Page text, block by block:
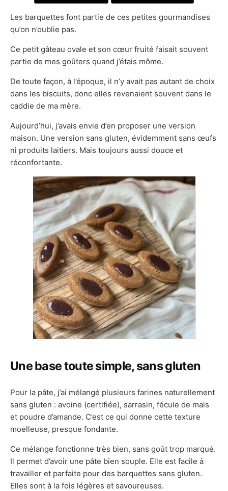
Les barquettes font partie de ces petites gourmandises
qu’on n’oublie pas.
Ce petit gâteau ovale et son cœur fruité faisait souvent
partie de mes goûters quand j’étais môme.
De toute façon, à l’époque, il n’y avait pas autant de choix
dans les biscuits, donc elles revenaient souvent dans le
caddie de ma mère.
Aujourd’hui, j’avais envie d’en proposer une version
maison. Une version sans gluten, évidemment sans œufs
ni produits laitiers. Mais toujours aussi douce et
réconfortante.
Une base toute simple, sans gluten
Pour la pâte, j’ai mélangé plusieurs farines naturellement
sans gluten : avoine (certifiée), sarrasin, fécule de maïs
et poudre d’amande. C’est ce qui donne cette texture
moelleuse, presque fondante.
Ce mélange fonctionne très bien, sans goût trop marqué.
Il permet d’avoir une pâte bien souple. Elle est facile à
travailler et parfaite pour des barquettes sans gluten.
Elles sont à la fois légères et savoureuses.